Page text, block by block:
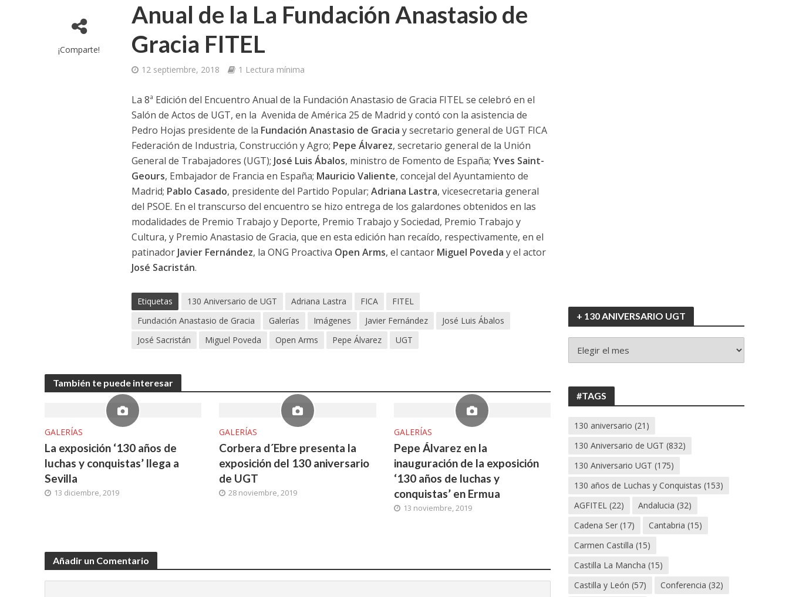
¡Comparte!
Anual de la La Fundación Anastasio de
Gracia FITEL
12 septiembre, 2018 1 Lectura mínima
La 8ª Edición del Encuentro Anual de la Fundación Anastasio de Gracia FITEL se celebró en el
Salón de Actos de UGT, en la Avenida de América 25 de Madrid y contó con la asistencia de
Pedro Hojas presidente de la Fundación Anastasio de Gracia y secretario general de UGT FICA
Federación de Industria, Construcción y Agro; Pepe Álvarez, secretario general de la Unión
General de Trabajadores (UGT); José Luis Ábalos, ministro de Fomento de España;Yves Saint-
Geours, Embajador de Francia en España; Mauricio Valiente, concejal del Ayuntamiento de
Madrid; Pablo Casado, presidente del Partido Popular;Adriana Lastra, vicesecretaria general
del PSOE. En el transcurso del encuentro se hizo entrega de los galardones obtenidos en las
modalidades de Premio Trabajo y Deporte, Premio Trabajo y Sociedad, Premio Trabajo y
Cultura, y Premio Anastasio de Gracia, que en esta edición han recaído, respectivamente, en el
patinador Javier Fernández, la ONG Proactiva Open Arms, el cantaor Miguel Poveda y el actor
José Sacristán.
Etiquetas 130 Aniversario de UGT Adriana Lastra FICA
FITEL
Fundación Anastasio de Gracia
Galerías Imágenes Javier Fernández
José Luis Ábalos
José Sacristán
Miguel Poveda Open Arms Pepe Álvarez UGT
También te puede interesar
GALERÍAS
La exposición ‘130 años de
luchas y conquistas’ llega a
Sevilla
13 diciembre, 2019
GALERÍAS
Corbera d´Ebre presenta la
exposición del 130 aniversario
de UGT
28 noviembre, 2019
GALERÍAS
Pepe Álvarez en la
inauguración de la exposición
‘130 años de luchas y
conquistas’ en Ermua
13 noviembre, 2019
Añadir un Comentario
+ 130 ANIVERSARIO UGT
130
#TAGS
130 aniversario (21)
130 Aniversario de UGT (832)
130 Aniversario UGT (175)
130 años de Luchas y Conquistas (153)
AGFITEL (22) Andalucia (32)
Cadena Ser (17) Cantabria (15)
Carmen Castilla (15)
Castilla La Mancha (15)
Castilla y León (57) Conferencia (32)